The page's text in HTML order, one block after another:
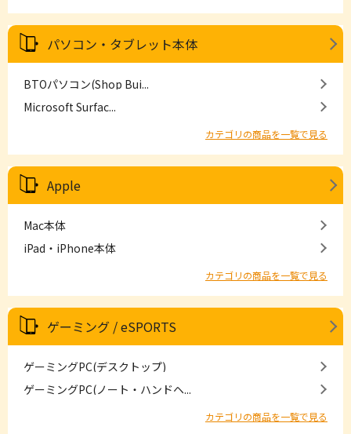
パソコン・タブレット本体
BTOパソコン(Shop Bui...
Microsoft Surfac...
カテゴリの商品を一覧で見る
Apple
Mac本体
iPad・iPhone本体
カテゴリの商品を一覧で見る
ゲーミング / eSPORTS
ゲーミングPC(デスクトップ)
ゲーミングPC(ノート・ハンドヘ...
カテゴリの商品を一覧で見る